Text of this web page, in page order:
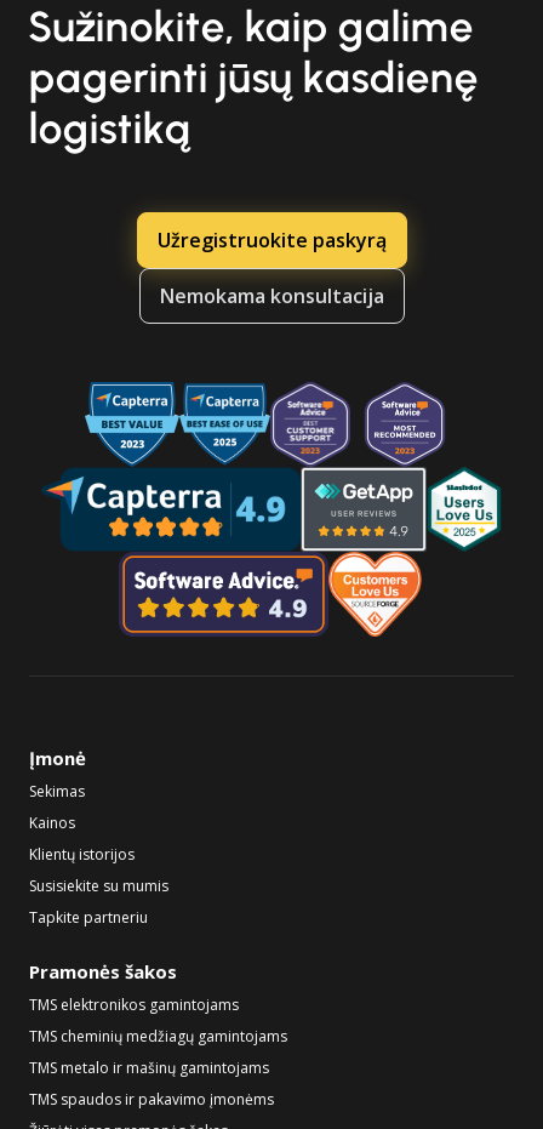
Sužinokite, kaip galime
pagerinti jūsų kasdienę
logistiką
Užregistruokite paskyrą
Nemokama konsultacija
Įmonė
Sekimas
Kainos
Klientų istorijos
Susisiekite su mumis
Tapkite partneriu
Pramonės šakos
TMS elektronikos gamintojams
TMS cheminių medžiagų gamintojams
TMS metalo ir mašinų gamintojams
TMS spaudos ir pakavimo įmonėms